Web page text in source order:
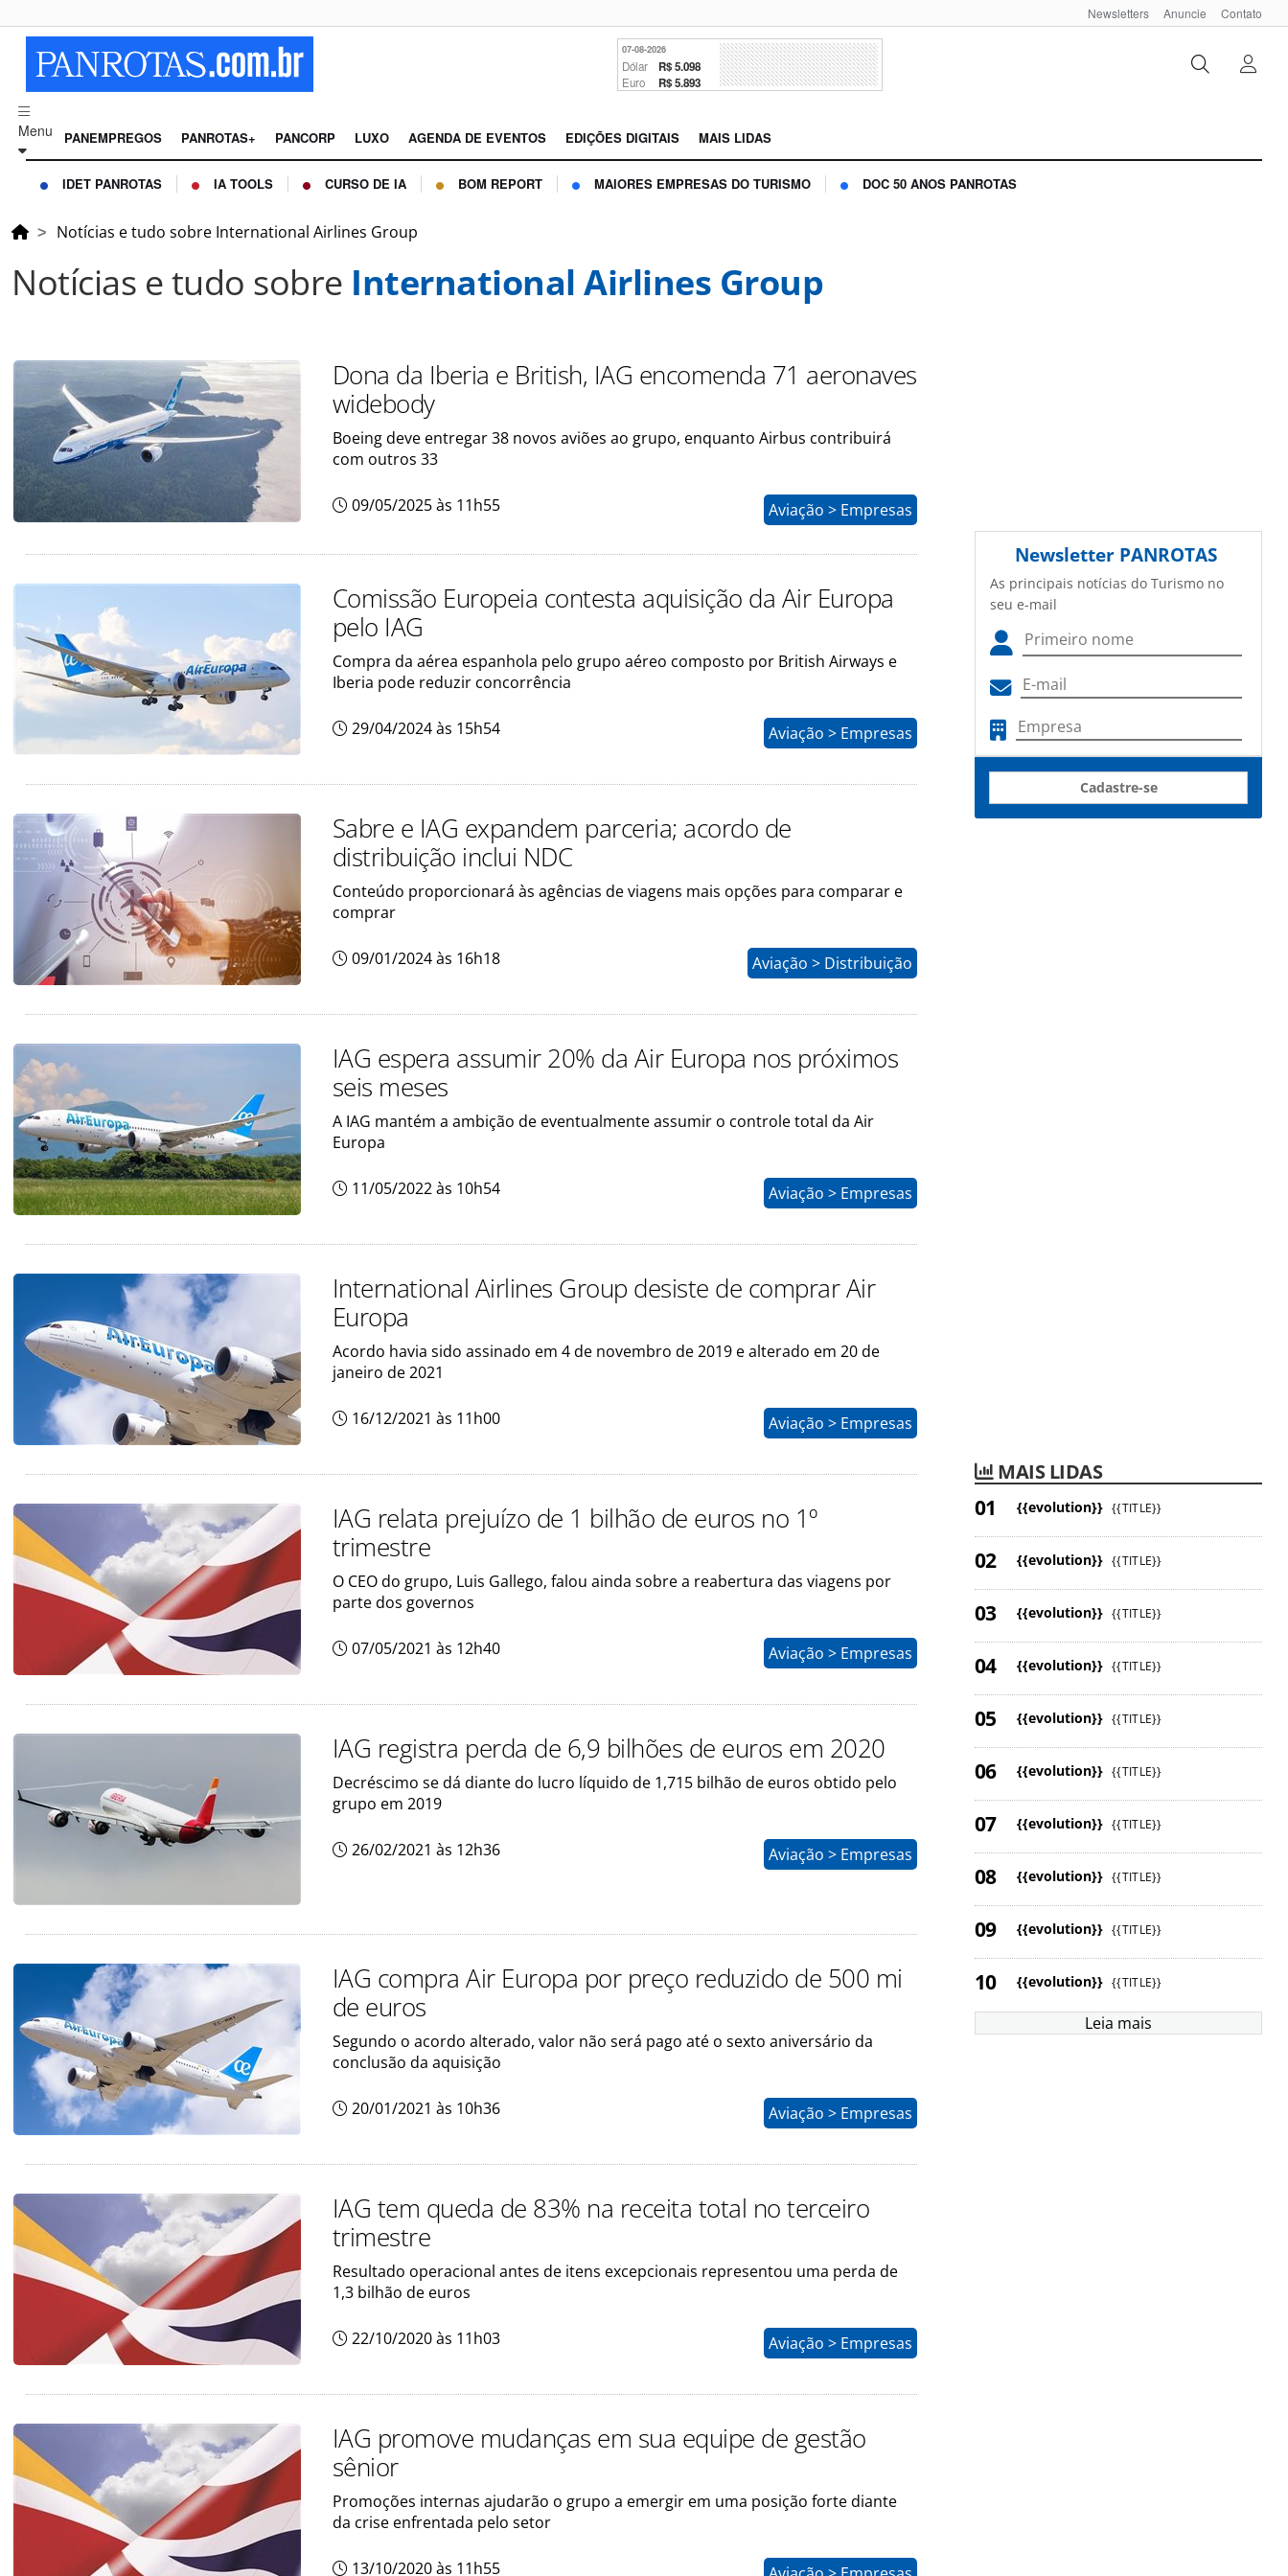
Newsletters Anuncie Contato
07-08-2026
Dólar R$ 5.098
Euro R$ 5.893
Menu PANEMPREGOS PANROTAS+ PANCORP LUXO AGENDA DE EVENTOS EDIÇÕES DIGITAIS MAIS LIDAS
IDET PANROTAS IA TOOLS CURSO DE IA BOM REPORT MAIORES EMPRESAS DO TURISMO DOC 50 ANOS PANROTAS
Notícias e tudo sobre International Airlines Group
Notícias e tudo sobre International Airlines Group
Dona da Iberia e British, IAG encomenda 71 aeronaves
widebody
Boeing deve entregar 38 novos aviões ao grupo, enquanto Airbus contribuirá
com outros 33
09/05/2025 às 11h55 Aviação > Empresas
Comissão Europeia contesta aquisição da Air Europa
pelo IAG
Compra da aérea espanhola pelo grupo aéreo composto por British Airways e
Iberia pode reduzir concorrência
29/04/2024 às 15h54 Aviação > Empresas
Sabre e IAG expandem parceria; acordo de
distribuição inclui NDC
Conteúdo proporcionará às agências de viagens mais opções para comparar e
comprar
09/01/2024 às 16h18 Aviação > Distribuição
IAG espera assumir 20% da Air Europa nos próximos
seis meses
A IAG mantém a ambição de eventualmente assumir o controle total da Air
Europa
11/05/2022 às 10h54 Aviação > Empresas
International Airlines Group desiste de comprar Air
Europa
Acordo havia sido assinado em 4 de novembro de 2019 e alterado em 20 de
janeiro de 2021
16/12/2021 às 11h00 Aviação > Empresas
IAG relata prejuízo de 1 bilhão de euros no 1º
trimestre
O CEO do grupo, Luis Gallego, falou ainda sobre a reabertura das viagens por
parte dos governos
07/05/2021 às 12h40 Aviação > Empresas
IAG registra perda de 6,9 bilhões de euros em 2020
Decréscimo se dá diante do lucro líquido de 1,715 bilhão de euros obtido pelo
grupo em 2019
26/02/2021 às 12h36 Aviação > Empresas
IAG compra Air Europa por preço reduzido de 500 mi
de euros
Segundo o acordo alterado, valor não será pago até o sexto aniversário da
conclusão da aquisição
20/01/2021 às 10h36 Aviação > Empresas
IAG tem queda de 83% na receita total no terceiro
trimestre
Resultado operacional antes de itens excepcionais representou uma perda de
1,3 bilhão de euros
22/10/2020 às 11h03 Aviação > Empresas
IAG promove mudanças em sua equipe de gestão
sênior
Promoções internas ajudarão o grupo a emergir em uma posição forte diante
da crise enfrentada pelo setor
13/10/2020 às 11h55
Newsletter PANROTAS
As principais notícias do Turismo no
seu e-mail
Cadastre-se
MAIS LIDAS
{{evolution}} {{TITLE}}
{{evolution}} {{TITLE}}
{{evolution}} {{TITLE}}
{{evolution}} {{TITLE}}
{{evolution}} {{TITLE}}
{{evolution}} {{TITLE}}
{{evolution}} {{TITLE}}
{{evolution}} {{TITLE}}
{{evolution}} {{TITLE}}
{{evolution}} {{TITLE}}
Leia mais